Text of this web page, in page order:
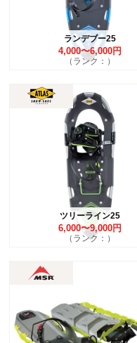
ランデブー25
4,000〜6,000円
（ランク：）
ツリーライン25
6,000〜9,000円
（ランク：）